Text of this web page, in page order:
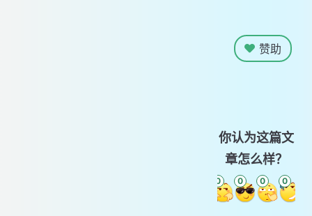
赞助
你认为这篇文
章怎么样？
0 0 0 0